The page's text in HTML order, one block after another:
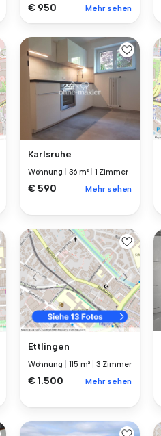
€ 950 Mehr sehen
Karlsruhe
Wohnung 36 m² 1 Zimmer
€ 590 Mehr sehen
Ettlingen
Wohnung 115 m² 3 Zimmer
€ 1.500 Mehr sehen